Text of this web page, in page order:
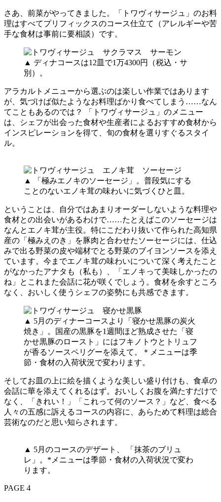
さあ、前菜がやってきました。「トワヴィサージュ」のお料
理はすべてプリフィックスのコース仕立て（アレルギーや苦
手な食材は事前に要相談）です。
▲ ディナコースは12皿で1万4300円（税込・サ
別）。
アラカルトメニューから選ぶのは楽しい作業ではあります
が、気づけば似たようなお料理ばかり食べてしまう……なん
てこともあるのでは？ 「トワヴィサージュ」のメニュー
は、シェフが出会った食材や生産者によるおすすめ食材から
インスピレーションを得て、旬の食材を選りすぐるスタイ
ル。
▲ 「極みエノキのソーセージ」。普段気にする
ことのないエノキ茸の味わいに気づくひと皿。
ということは、自分ではあまりオーダーしないような料理や
食材との出会いがあるわけで……たとえばこのソーセージは
なんとエノキ茸が主役。特にこだわり抜いて作られた高知県
産の「極みえのき」を豚肉と合わせたソーセージには、仕込
みで出る野菜の皮や端材でとる野菜のブイヨンソースを添え
ています。今までエノキ茸の味わいについて深く考えたこと
がなかったアナタも（私も）、「エノキって美味しかったの
ね」とこれまた会話に花が咲くでしょう。食材を余すところ
なく、おいしく使うシェフの姿勢にも共感できます。
▲ 5月のディナーコースより「寝かせ黒豚の炭火
焼き」。国産の黒豚を1週間ほど熟成させた「寝
かせ黒豚のロースト」にはフキノトウとトリュフ
が香るソースペリグーを添えて。＊メニューは季
節・食材の入荷状況で変わります。
そしてお皿の上に絵を描くような美しい盛り付けも、食卓の
会話に華を添えてくれるはず。おいしくお腹を満たすだけで
なく、「きれい！」「これって何のソース？」など、食べる
人々の五感に訴えるコースの内容に、あらためて料理は総合
芸術なのだと思い知らされます。
▲ 5月のコースのデザート、 「抹茶のブリュ
レ」。*メニューは季節・食材の入荷状況で変わ
ります。
PAGE 4